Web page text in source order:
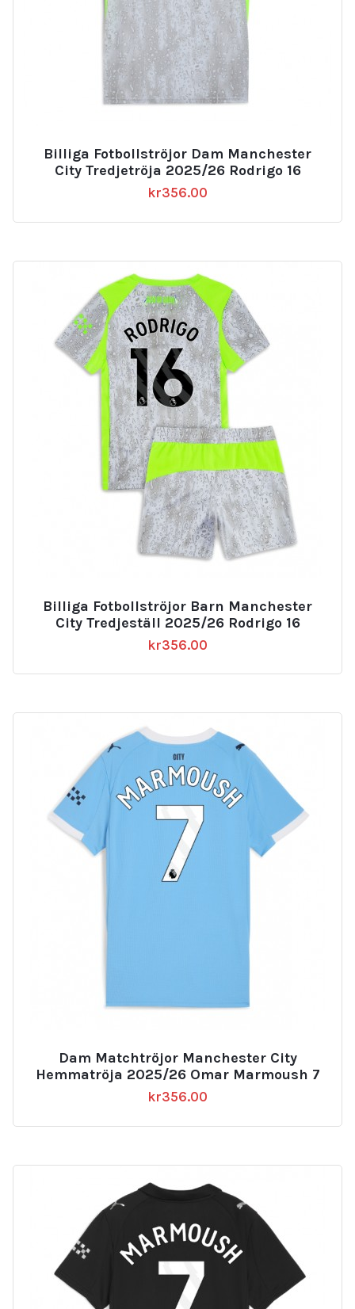
Billiga Fotbollströjor Dam Manchester
City Tredjetröja 2025/26 Rodrigo 16
kr356.00
Billiga Fotbollströjor Barn Manchester
City Tredjeställ 2025/26 Rodrigo 16
kr356.00
Dam Matchtröjor Manchester City
Hemmatröja 2025/26 Omar Marmoush 7
kr356.00